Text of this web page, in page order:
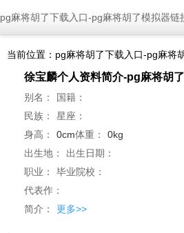
pg麻将胡了下载入口-pg麻将胡了模拟器链
当前位置： pg麻将胡了下载入口-pg麻将
徐宝麟个人资料简介-pg麻将胡
别名：
国籍：
民族：
星座：
身高：
0cm体重：
0kg
出生地：
出生日期：
职业：
毕业院校：
代表作：
简介：
更多>>